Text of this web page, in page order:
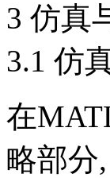
3 仿真
3.1 仿
在
略部分,